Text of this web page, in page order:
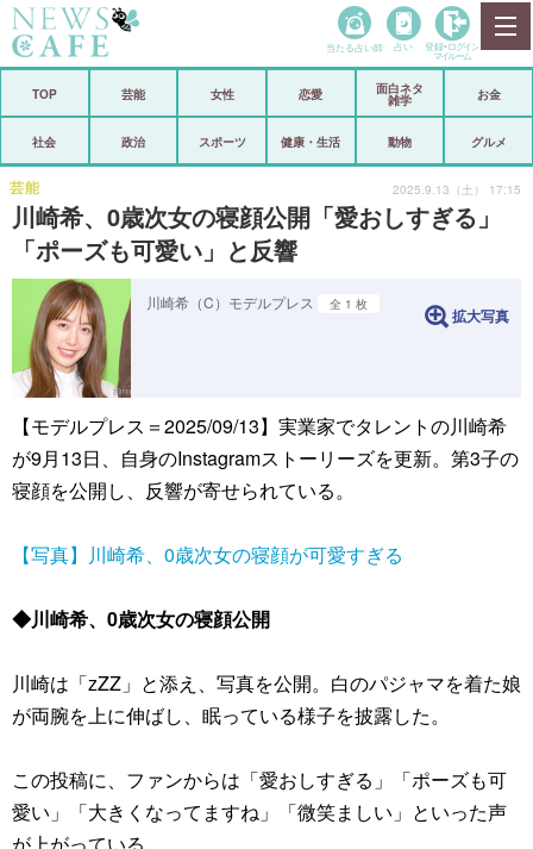
政治
芸能 スポーツ
恋愛
コメントポスト
リリース
登録・ログイン/マイルーム
当たる占い師 占い 登録• ログイン
マイルーム
TOP 芸能 女性 恋愛
面白ネタ
雑学
お金
社会 政治 スポーツ 健康・生活 動物 グルメ
川崎希、0歳次女の寝顔公開「愛おしすぎる」
「ポーズも可愛い」と反響
芸能 2025.9.13（土） 17:15
川崎希（C）モデルプレス 全 1 枚
拡大写真
【モデルプレス＝2025/09/13】実業家でタレントの川崎希
が9月13日、自身のInstagramストーリーズを更新。第3子の
寝顔を公開し、反響が寄せられている。
【写真】川崎希、0歳次女の寝顔が可愛すぎる
◆川崎希、0歳次女の寝顔公開
川崎は「zZZ」と添え、写真を公開。白のパジャマを着た娘
が両腕を上に伸ばし、眠っている様子を披露した。
この投稿に、ファンからは「愛おしすぎる」「ポーズも可
愛い」「大きくなってますね」「微笑ましい」といった声